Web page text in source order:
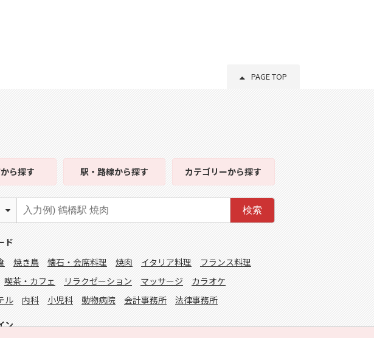
PAGE TOP
から探す 駅・路線から探す カテゴリーから探す
検索
ド
焼き鳥 懐石・会席料理 焼肉 イタリア料理
フランス料理
喫茶・カフェ リラクゼーション マッサージ
カラオケ
ル
内科 小児科 動物病院 会計事務所 法律事務所
ン